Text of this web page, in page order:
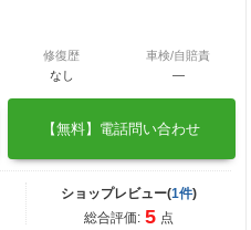
修復歴
なし
車検/自賠責
―
【無料】電話問い合わせ
ショップレビュー(1件)
総合評価: 5 点